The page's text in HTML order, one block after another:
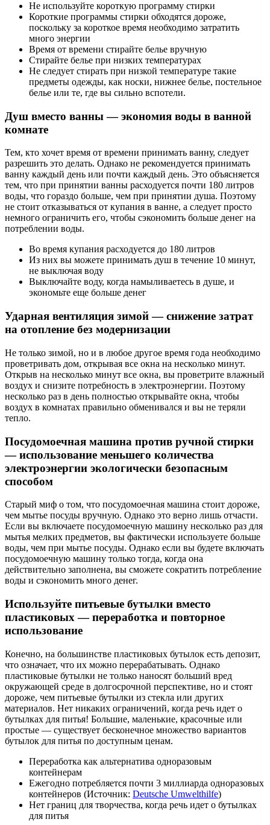
Не используйте короткую программу стирки
Короткие программы стирки обходятся дороже,
поскольку за короткое время необходимо затратить
много энергии
Время от времени стирайте белье вручную
Стирайте белье при низких температурах
Не следует стирать при низкой температуре такие
предметы одежды, как носки, нижнее белье, постельное
белье или те, где вы сильно вспотели.
Душ вместо ванны — экономия воды в ванной
комнате
Тем, кто хочет время от времени принимать ванну, следует
разрешить это делать. Однако не рекомендуется принимать
ванну каждый день или почти каждый день. Это объясняется
тем, что при принятии ванны расходуется почти 180 литров
воды, что гораздо больше, чем при принятии душа. Поэтому
не стоит отказываться от купания в ванне, а следует просто
немного ограничить его, чтобы сэкономить больше денег на
потреблении воды.
Во время купания расходуется до 180 литров
Из них вы можете принимать душ в течение 10 минут,
не выключая воду
Выключайте воду, когда намыливаетесь в душе, и
экономьте еще больше денег
Ударная вентиляция зимой — снижение затрат
на отопление без модернизации
Не только зимой, но и в любое другое время года необходимо
проветривать дом, открывая все окна на несколько минут.
Открыв на несколько минут все окна, вы проветрите влажный
воздух и снизите потребность в электроэнергии. Поэтому
несколько раз в день полностью открывайте окна, чтобы
воздух в комнатах правильно обменивался и вы не теряли
тепло.
Посудомоечная машина против ручной стирки
— использование меньшего количества
электроэнергии экологически безопасным
способом
Старый миф о том, что посудомоечная машина стоит дороже,
чем мытье посуды вручную. Однако это верно лишь отчасти.
Если вы включаете посудомоечную машину несколько раз для
мытья мелких предметов, вы фактически используете больше
воды, чем при мытье посуды. Однако если вы будете включать
посудомоечную машину только тогда, когда она
действительно заполнена, вы сможете сократить потребление
воды и сэкономить много денег.
Используйте питьевые бутылки вместо
пластиковых — переработка и повторное
использование
Конечно, на большинстве пластиковых бутылок есть депозит,
что означает, что их можно перерабатывать. Однако
пластиковые бутылки не только наносят больший вред
окружающей среде в долгосрочной перспективе, но и стоят
дороже, чем питьевые бутылки из стекла или других
материалов. Нет никаких ограничений, когда речь идет о
бутылках для питья! Большие, маленькие, красочные или
простые — существует бесконечное множество вариантов
бутылок для питья по доступным ценам.
Переработка как альтернатива одноразовым
контейнерам
Ежегодно потребляется почти 3 миллиарда одноразовых
контейнеров (Источник: Deutsche Umwelthilfe)
Нет границ для творчества, когда речь идет о бутылках
для питья